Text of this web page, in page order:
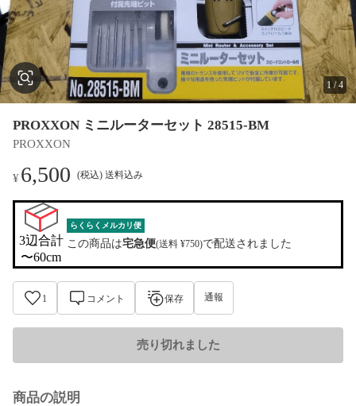
1 /4
PROXXON ミニルーターセット 28515-BM
PROXXON
¥6,500 (税込) 送料込み
3辺合計
〜60cm
らくらくメルカリ便
この商品は宅急便(送料 ¥750)で配送されました
1 コメント 保存 通報
売り切れました
商品の説明